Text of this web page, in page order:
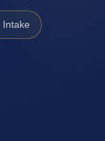
Intake